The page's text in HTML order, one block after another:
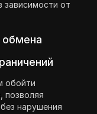
зависимости от
обмена
обойти
позволяя
нарушения